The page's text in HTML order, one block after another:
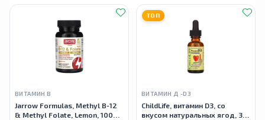
ВИТАМИН B
Jarrow Formulas, Methyl B-12
& Methyl Folate, Lemon, 100
ТОП
ВИТАМИН Д -D3
ChildLife, витамин D3, со
вкусом натуральных ягод, 30